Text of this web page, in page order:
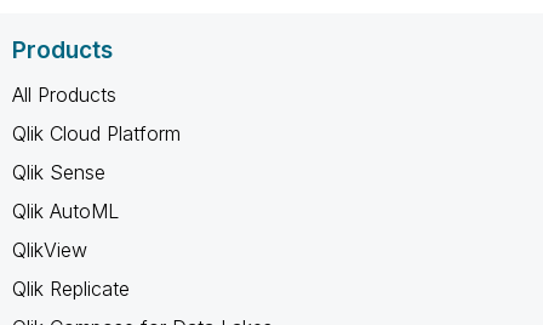
Products
All Products
Qlik Cloud Platform
Qlik Sense
Qlik AutoML
QlikView
Qlik Replicate